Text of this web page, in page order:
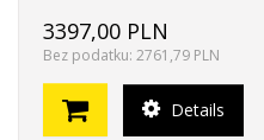
3397,00 PLN
Bez podatku: 2761,79 PLN
Details